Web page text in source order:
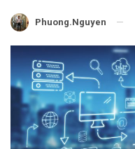
Phuong.nguyen